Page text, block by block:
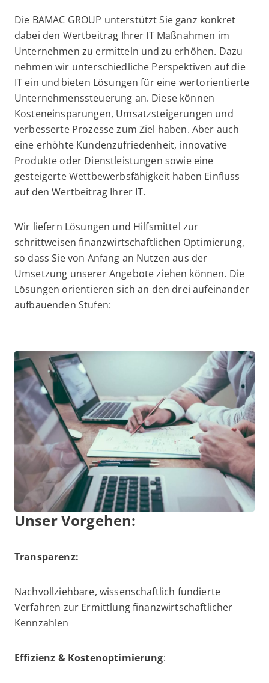
Die BAMAC GROUP unterstützt Sie ganz konkret
dabei den Wertbeitrag Ihrer IT Maßnahmen im
Unternehmen zu ermitteln und zu erhöhen. Dazu
nehmen wir unterschiedliche Perspektiven auf die
IT ein und bieten Lösungen für eine wertorientierte
Unternehmenssteuerung an. Diese können
Kosteneinsparungen, Umsatzsteigerungen und
verbesserte Prozesse zum Ziel haben. Aber auch
eine erhöhte Kundenzufriedenheit, innovative
Produkte oder Dienstleistungen sowie eine
gesteigerte Wettbewerbsfähigkeit haben Einfluss
auf den Wertbeitrag Ihrer IT.
Wir liefern Lösungen und Hilfsmittel zur
schrittweisen finanzwirtschaftlichen Optimierung,
so dass Sie von Anfang an Nutzen aus der
Umsetzung unserer Angebote ziehen können. Die
Lösungen orientieren sich an den drei aufeinander
aufbauenden Stufen:
Unser Vorgehen:
Transparenz:
Nachvollziehbare, wissenschaftlich fundierte
Verfahren zur Ermittlung finanzwirtschaftlicher
Kennzahlen
Effizienz & Kostenoptimierung: